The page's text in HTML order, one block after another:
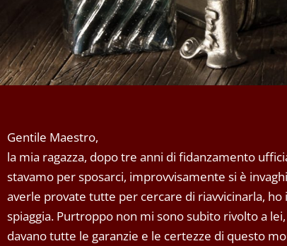
Gentile Maestro,
la mia ragazza, dopo tre anni di fidanzamento
stavamo per sposarci, improvvisamente si è
averle provate tutte per cercare di riavvicinarla,
spiaggia. Purtroppo non mi sono subito rivolto a
davano tutte le garanzie e le certezze di questo